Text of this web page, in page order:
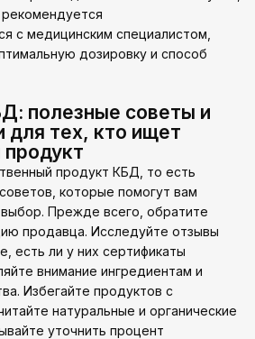
с медицинским специалистом,
дозировку и способ
полезные советы и
для тех, кто ищет
продукт КБД, то есть
которые помогут вам
Прежде всего, обратите
продавца. Исследуйте отзывы
есть ли у них сертификаты
внимание ингредиентам и
Избегайте продуктов с
натуральные и органические
уточнить процент